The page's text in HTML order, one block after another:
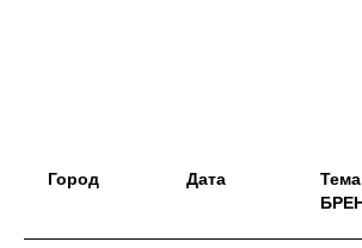
Город Дата